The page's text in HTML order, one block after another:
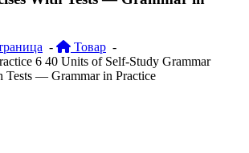
- Товар -
6 40 Units of Self-Study Grammar
Tests — Grammar in Practice